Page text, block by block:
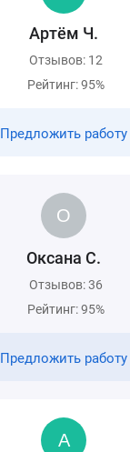
Артём Ч.
Отзывов: 12
Рейтинг: 95%
Предложить работу
Оксана С.
Отзывов: 36
Рейтинг: 95%
Предложить работу